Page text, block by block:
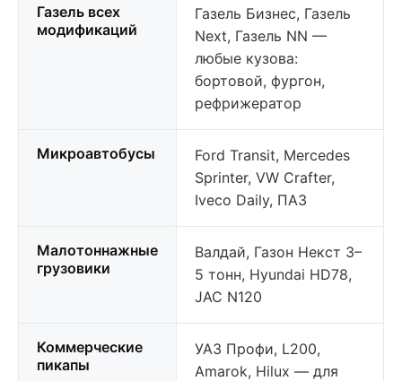
Газель всех
модификаций
Газель Бизнес, Газель
Next, Газель NN —
любые кузова:
бортовой, фургон,
рефрижератор
Микроавтобусы
Ford Transit, Mercedes
Sprinter, VW Crafter,
Iveco Daily, ПАЗ
Малотоннажные
грузовики
Валдай, Газон Некст 3–
5 тонн, Hyundai HD78,
JAC N120
Коммерческие
пикапы
УАЗ Профи, L200,
Amarok, Hilux — для